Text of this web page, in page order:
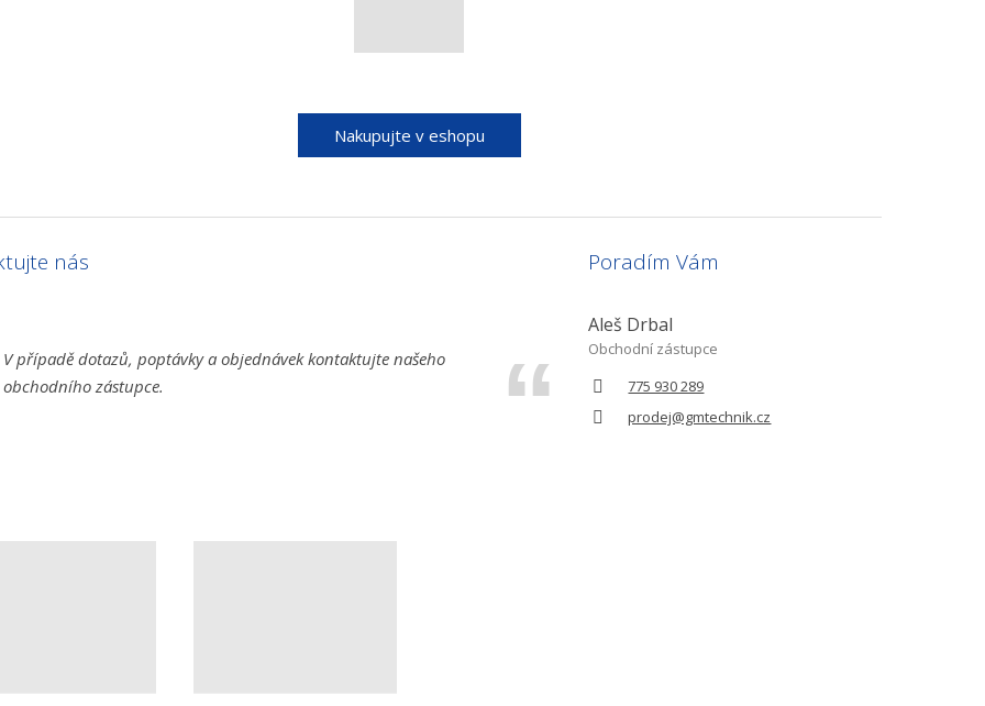
Nakupujte v eshopu
nás
V případě dotazů, poptávky a objednávek kontaktujte našeho
obchodního zástupce.
Poradím Vám
Aleš Drbal
Obchodní zástupce
775 930 289
prodej@gmtechnik.cz